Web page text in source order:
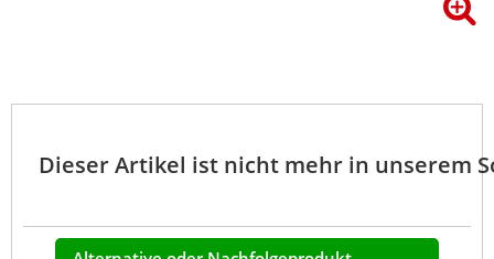
Dieser Artikel ist nicht mehr in unserem